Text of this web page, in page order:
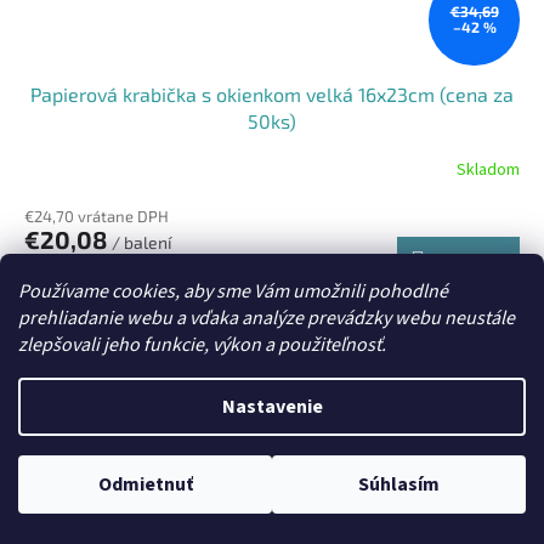
Používame cookies, aby sme Vám umožnili pohodlné
prehliadanie webu a vďaka analýze prevádzky webu neustále
zlepšovali jeho funkcie, výkon a použiteľnosť.
Nastavenie
Odmietnuť Súhlasím
€34,69
–42 %
Papierová krabička s okienkom velká 16x23cm (cena za
50ks)
Skladom
€24,70 vrátane DPH
€20,08/ balení
cena:
Papierový box s priehľadom.